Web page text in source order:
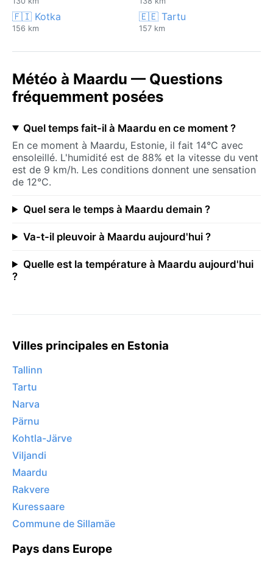
🇫🇮 Kotka
156 km
🇪🇪 Tartu
157 km
Météo à Maardu — Questions
fréquemment posées
Quel temps fait-il à Maardu en ce moment ?
En ce moment à Maardu, Estonie, il fait 14°C avec
ensoleillé. L'humidité est de 88% et la vitesse du vent
est de 9 km/h. Les conditions donnent une sensation
de 12°C.
Quel sera le temps à Maardu demain ?
Va-t-il pleuvoir à Maardu aujourd'hui ?
Quelle est la température à Maardu aujourd'hui
?
Villes principales en Estonia
Tallinn
Tartu
Narva
Pärnu
Kohtla-Järve
Viljandi
Maardu
Rakvere
Kuressaare
Commune de Sillamäe
Pays dans Europe